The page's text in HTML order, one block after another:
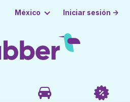
México Iniciar sesión →